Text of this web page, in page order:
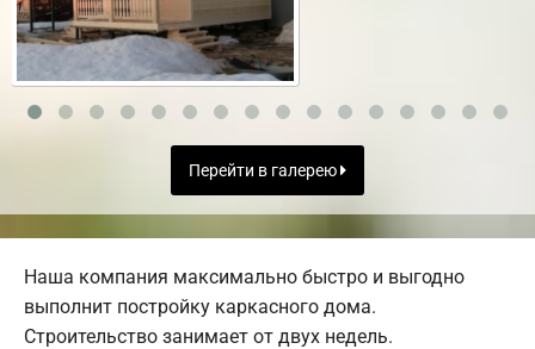
Перейти в галерею
Наша компания максимально быстро и выгодно
выполнит постройку каркасного дома.
Строительство занимает от двух недель.